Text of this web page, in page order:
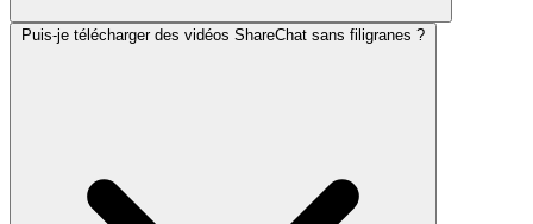
Puis-je télécharger des vidéos ShareChat sans filigranes ?